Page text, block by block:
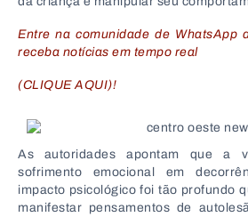
Entre na comunidade de WhatsApp
receba notícias em tempo real
(CLIQUE AQUI)!
As autoridades apontam que a
sofrimento emocional em
impacto psicológico foi tão profundo
manifestar pensamentos de